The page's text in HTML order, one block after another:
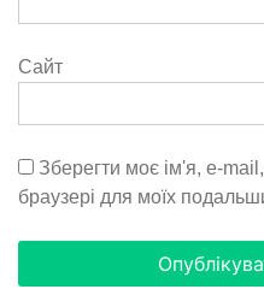
Сайт
Зберегти моє ім'я, e-
браузері для моїх